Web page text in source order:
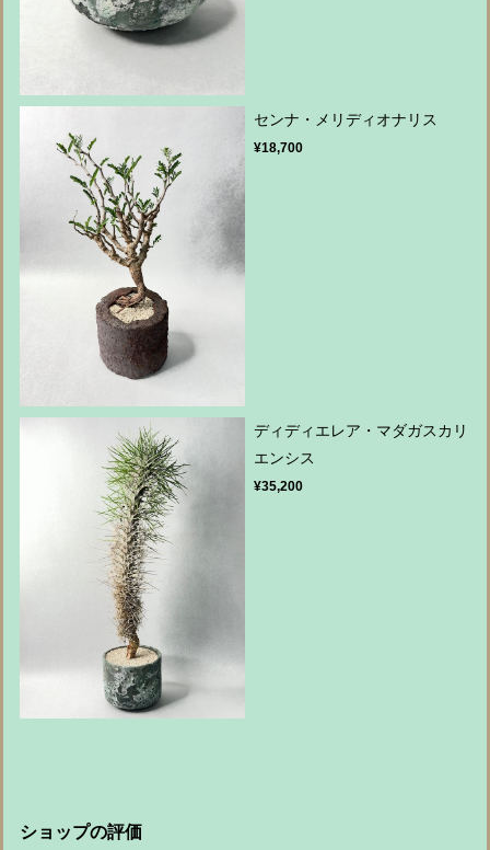
センナ・メリディオナリス
¥18,700
ディディエレア・マダガスカリ
エンシス
¥35,200
ショップの評価